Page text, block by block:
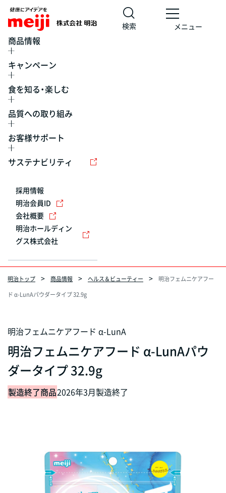
検索 メニュー
商品情報
キャンペーン
食を知る・楽しむ
品質への取り組み
お客様サポート
サステナビリティ
採用情報
明治会員ID
会社概要
明治ホールディン
グス株式会社
明治トップ 商品情報 ヘルス＆ビューティー
明治フェムニケアフー
ド α-LunAパウダータイプ 32.9g
明治フェムニケアフード α-LunA
明治フェムニケアフード α-LunAパウ
ダータイプ 32.9g
製造終了商品2026年3月製造終了